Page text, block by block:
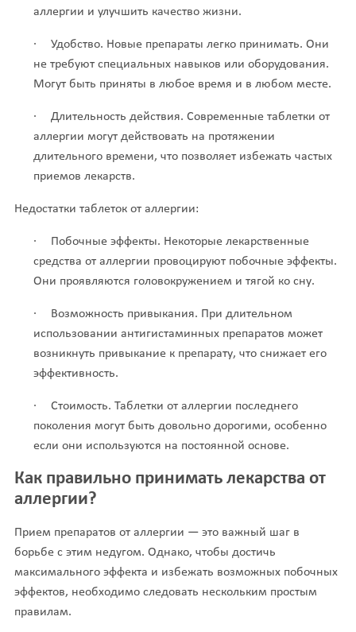
аллергии и улучшить качество жизни.
·
Удобство. Новые препараты легко принимать. Они
не требуют специальных навыков или оборудования.
Могут быть приняты в любое время и в любом месте.
·
Длительность действия. Современные таблетки от
аллергии могут действовать на протяжении
длительного времени, что позволяет избежать частых
приемов лекарств.
Недостатки таблеток от аллергии:
·
Побочные эффекты. Некоторые лекарственные
средства от аллергии провоцируют побочные эффекты.
Они проявляются головокружением и тягой ко сну.
·
Возможность привыкания. При длительном
использовании антигистаминных препаратов может
возникнуть привыкание к препарату, что снижает его
эффективность.
·
Стоимость. Таблетки от аллергии последнего
поколения могут быть довольно дорогими, особенно
если они используются на постоянной основе.
Как правильно принимать лекарства от
аллергии?
Прием препаратов от аллергии — это важный шаг в
борьбе с этим недугом. Однако, чтобы достичь
максимального эффекта и избежать возможных побочных
эффектов, необходимо следовать нескольким простым
правилам.